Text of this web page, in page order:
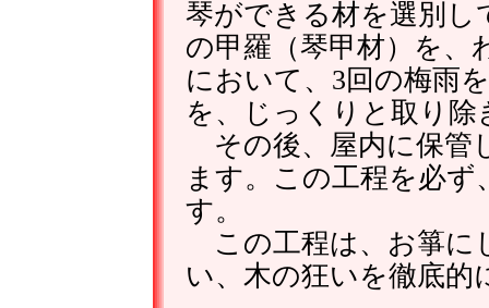
琴ができる材を選別し
の甲羅（琴甲材）を、
において、3回の梅雨
を、じっくりと取り除
その後、屋内に保管
ます。この工程を必
す。
この工程は、お箏に
い、木の狂いを徹底的